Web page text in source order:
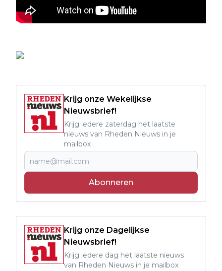
Krijg onze Wekelijkse
Nieuwsbrief!
Krijg iedere zaterdag het laatste
nieuws van Rheden Nieuws in je
mailbox
Abonneren
Krijg onze Dagelijkse
Nieuwsbrief!
Krijg iedere dag het laatste nieuws
van Rheden Nieuws in je mailbox